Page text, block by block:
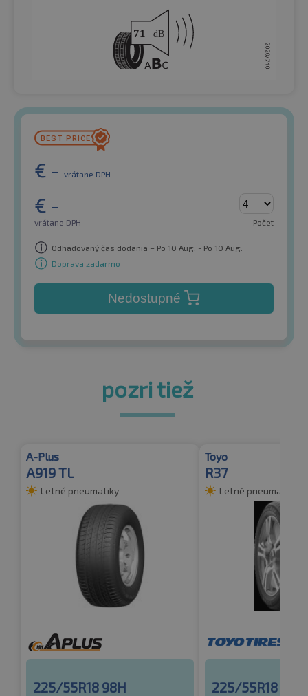
€ - vrátane DPH
€ -
vrátane DPH Počet
Odhadovaný čas dodania – Po 10 Aug. - Po 10 Aug.
Doprava zadarmo
Nedostupné
pozri tiež
A-Plus
A919 TL
Letné pneumatiky
225/55R18 98H
Toyo
R37
Letné pneumatiky
225/55R18 98H